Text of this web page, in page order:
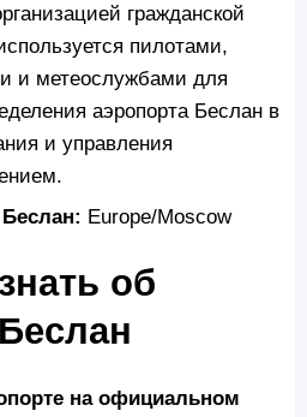
гражданской
пилотами,
и метеослужбами для
аэропорта Беслан в
и управления
Europe/Moscow
об
на официальном